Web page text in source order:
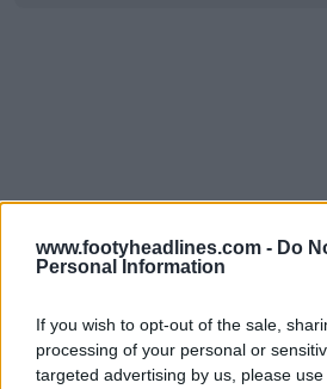
www.footyheadlines.com - Do
Personal Information
If you wish to opt-out of the sale,
processing of your personal or
targeted advertising by us, please